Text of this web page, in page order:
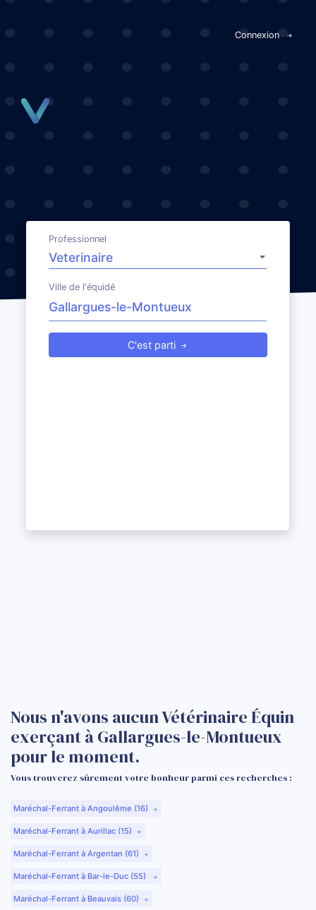
Connexion
Professionnel
Ville de l'équidé
C'est parti
Nous n'avons aucun Vétérinaire Équin
exerçant à Gallargues-le-Montueux
pour le moment.
Vous trouverez sûrement votre bonheur parmi ces recherches :
Maréchal-Ferrant à Angoulême (16)
Maréchal-Ferrant à Aurillac (15)
Maréchal-Ferrant à Argentan (61)
Maréchal-Ferrant à Bar-le-Duc (55)
Maréchal-Ferrant à Beauvais (60)